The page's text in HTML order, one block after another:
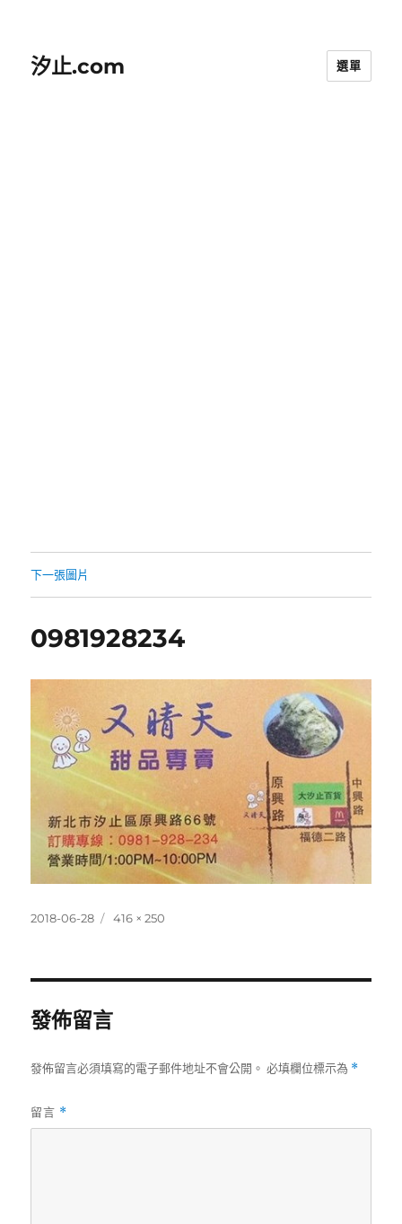
汐止.com 選單
下一張圖片
0981928234
發
2018-06-28
完
416 × 250
發佈留言
發佈留言必須填寫的電子郵件地址不會公開。 必填欄位標示為 *
留言 *